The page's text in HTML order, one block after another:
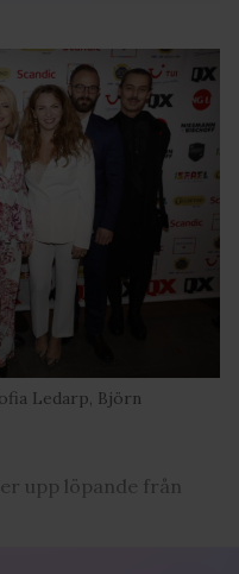
Ledarp, Björn
upp löpande från